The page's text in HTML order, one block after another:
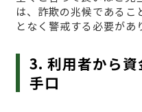
は、詐欺の兆候であるこ
となく警戒する必要があ
3. 利用者から
手口